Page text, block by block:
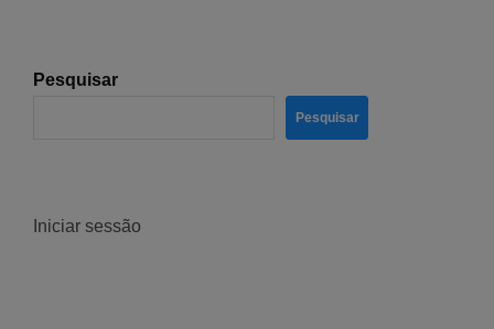
Pesquisar
Pesquisar
Iniciar sessão